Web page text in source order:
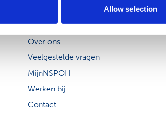
Allow selection
Over ons
Veelgestelde vragen
MijnNSPOH
Werken bij
Contact